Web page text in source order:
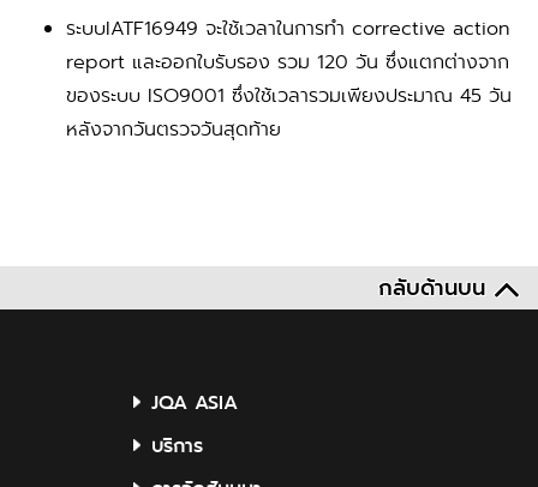
ระบบIATF16949 จะใช้เวลาในการทำ corrective action
report และออกใบรับรอง รวม 120 วัน ซึ่งแตกต่างจาก
ของระบบ ISO9001 ซึ่งใช้เวลารวมเพียงประมาณ 45 วัน
หลังจากวันตรวจวันสุดท้าย
กลับด้านบน
JQA ASIA
บริการ